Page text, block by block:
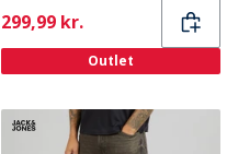
Current
299,99 kr.
Outlet